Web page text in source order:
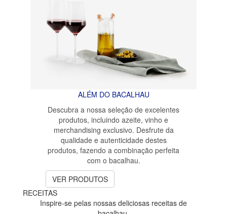
ALÉM DO BACALHAU
Descubra a nossa seleção de excelentes
produtos, incluindo azeite, vinho e
merchandising exclusivo. Desfrute da
qualidade e autenticidade destes
produtos, fazendo a combinação perfeita
com o bacalhau.
VER PRODUTOS
RECEITAS
Inspire-se pelas nossas deliciosas receitas de